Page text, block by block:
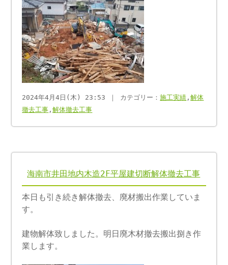
2024年4月4日(木) 23:53 ｜ カテゴリー：施工実績 ,解体
撤去工事 ,解体撤去工事
海南市井田地内木造2F平屋建切断解体撤去工事
本日も引き続き解体撤去、廃材搬出作業していま
す。
建物解体致しました。明日廃木材撤去搬出捌き作
業します。